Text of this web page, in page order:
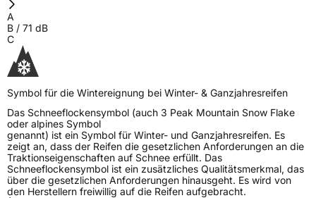
A
B / 71 dB
C
Symbol für die Wintereignung bei Winter- & Ganzjahresreifen
Das Schneeflockensymbol (auch 3 Peak Mountain Snow Flake
oder alpines Symbol
genannt) ist ein Symbol für Winter- und Ganzjahresreifen. Es
zeigt an, dass der Reifen die gesetzlichen Anforderungen an die
Traktionseigenschaften auf Schnee erfüllt. Das
Schneeflockensymbol ist ein zusätzliches Qualitätsmerkmal, das
über die gesetzlichen Anforderungen hinausgeht. Es wird von
den Herstellern freiwillig auf die Reifen aufgebracht.